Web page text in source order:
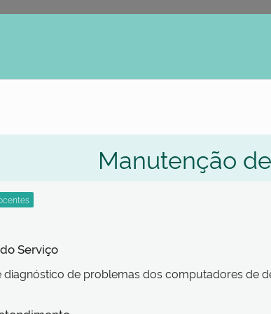
Manutenção
Serviço
diagnóstico de problemas dos computadores de